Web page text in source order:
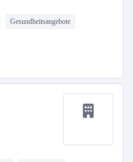
Gesundheitsangebote